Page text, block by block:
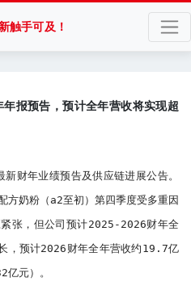
触手可及！
报预告，预计全年营收将实现超
财年业绩预告及供应链进展公告。
方奶粉（a2至初）第四季度受多重因
张，但公司预计2025-2026财年全
，预计2026财年全年营收约19.7亿
元）。